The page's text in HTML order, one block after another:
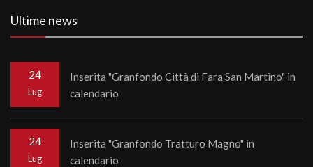
Ultime news
24
Lug
Inserita "Granfondo Città di Fara San Martino" in
calendario
24
Lug
Inserita "Granfondo Tratturo Magno" in
calendario